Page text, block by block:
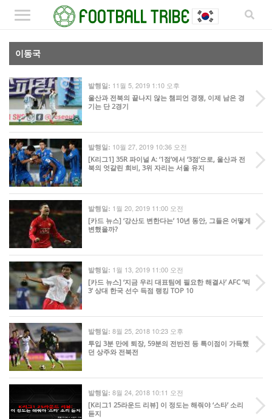
이동국
발행일: 11월 5, 2019 1:10 오후
울산과 전북의 끝나지 않는 챔피언 경쟁, 이제 남은 경
기는 단 2경기
발행일: 10월 27, 2019 10:36 오전
[K리그1] 35R 파이널 A: ‘1점’에서 ‘3점’으로, 울산과 전
북의 엇갈린 희비, 3위 자리는 서울 유지
발행일: 1월 20, 2019 11:00 오전
[카드 뉴스] ‘강산도 변한다는’ 10년 동안, 그들은 어떻게
변했을까?
발행일: 1월 13, 2019 11:00 오전
[카드 뉴스] ‘지금 우리 대표팀에 필요한 해결사’ AFC ‘빅
3’ 상대 한국 선수 득점 랭킹 TOP 10
발행일: 8월 25, 2018 10:23 오후
투입 3분 만에 퇴장, 59분의 전반전 등 특이점이 가득했
던 상주와 전북전
발행일: 8월 24, 2018 10:11 오전
[K리그1 25라운드 리뷰] 이 정도는 해줘야 ‘스타’ 소리
듣지